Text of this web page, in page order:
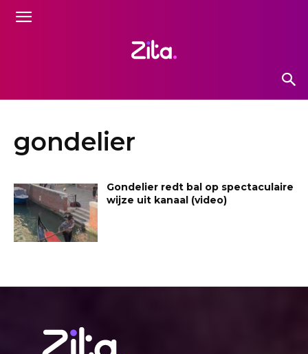
gondelier
Gondelier redt bal op spectaculaire
wijze uit kanaal (video)